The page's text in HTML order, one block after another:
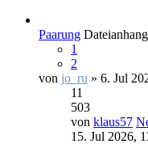
Paarung Dateianhang
1
2
von jo_ru » 6. Jul
11
503
von klaus57
15. Jul 2026,